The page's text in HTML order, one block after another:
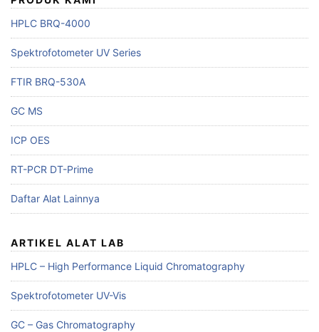
HPLC BRQ-4000
Spektrofotometer UV Series
FTIR BRQ-530A
GC MS
ICP OES
RT-PCR DT-Prime
Daftar Alat Lainnya
ARTIKEL ALAT LAB
HPLC – High Performance Liquid Chromatography
Spektrofotometer UV-Vis
GC – Gas Chromatography